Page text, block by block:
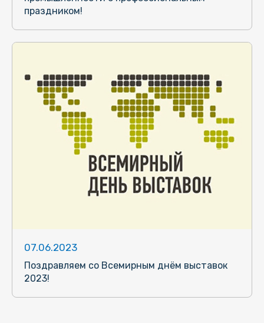
праздником!
07.06.2023
Поздравляем со Всемирным днём выставок
2023!